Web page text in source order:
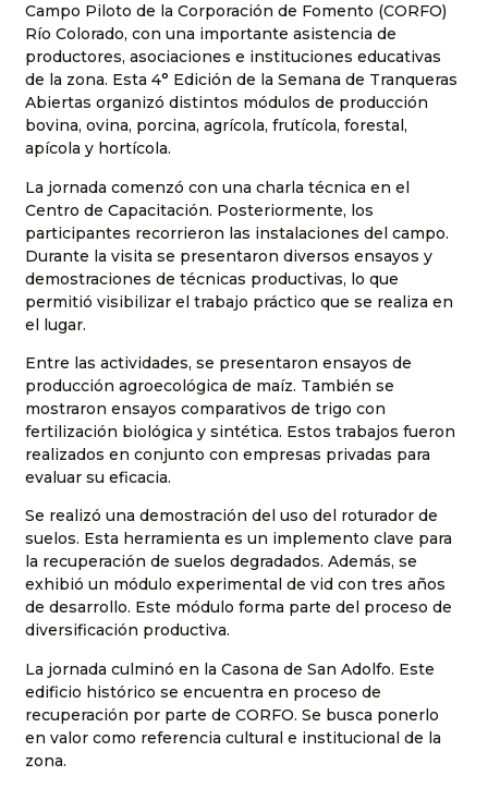
Campo Piloto de la Corporación de Fomento (CORFO)
Río Colorado, con una importante asistencia de
productores, asociaciones e instituciones educativas
de la zona. Esta 4° Edición de la Semana de Tranqueras
Abiertas organizó distintos módulos de producción
bovina, ovina, porcina, agrícola, frutícola, forestal,
apícola y hortícola.
La jornada comenzó con una charla técnica en el
Centro de Capacitación. Posteriormente, los
participantes recorrieron las instalaciones del campo.
Durante la visita se presentaron diversos ensayos y
demostraciones de técnicas productivas, lo que
permitió visibilizar el trabajo práctico que se realiza en
el lugar.
Entre las actividades, se presentaron ensayos de
producción agroecológica de maíz. También se
mostraron ensayos comparativos de trigo con
fertilización biológica y sintética. Estos trabajos fueron
realizados en conjunto con empresas privadas para
evaluar su eficacia.
Se realizó una demostración del uso del roturador de
suelos. Esta herramienta es un implemento clave para
la recuperación de suelos degradados. Además, se
exhibió un módulo experimental de vid con tres años
de desarrollo. Este módulo forma parte del proceso de
diversificación productiva.
La jornada culminó en la Casona de San Adolfo. Este
edificio histórico se encuentra en proceso de
recuperación por parte de CORFO. Se busca ponerlo
en valor como referencia cultural e institucional de la
zona.